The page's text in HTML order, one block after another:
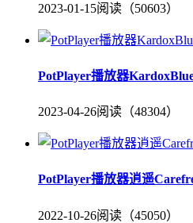
2023-01-15阅读（50603）
PotPlayer播放器
2023-04-26阅读（48304）
PotPlayer播放器逍遥
2022-10-26阅读（45050）